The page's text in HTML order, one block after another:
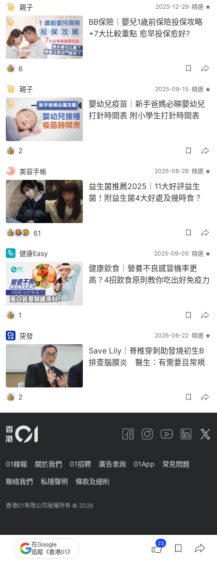
親子 2025-12-29 精選 ★
BB保險｜嬰兒1歲前保險投保攻略
+7大比較重點 愈早投保愈好?
6
親子 2025-09-15 精選 ★
嬰幼兒疫苗｜新手爸媽必睇嬰幼兒
打針時間表 附小學生打針時間表
2
美容手帳 2025-08-28 精選 ★
益生菌推薦2025｜11大好評益生
菌！附益生菌4大好處及幾時食？
61
健康Easy 2025-09-05 精選 ★
健康飲食｜營養不良感冒機率更
高？4招飲食原則教你吃出好免疫力
1
突發 2026-06-22 精選 ★
Save Lily｜脊椎穿刺助發燒初生B
排查腦膜炎 醫生：有需要且常規
2
在Google
追蹤《香港01》
23
01線報 關於我們 01招聘 廣告查詢 01App 常見問題
聯絡我們 私隱聲明 條款及細則
香港01有限公司版權所有 © 2026